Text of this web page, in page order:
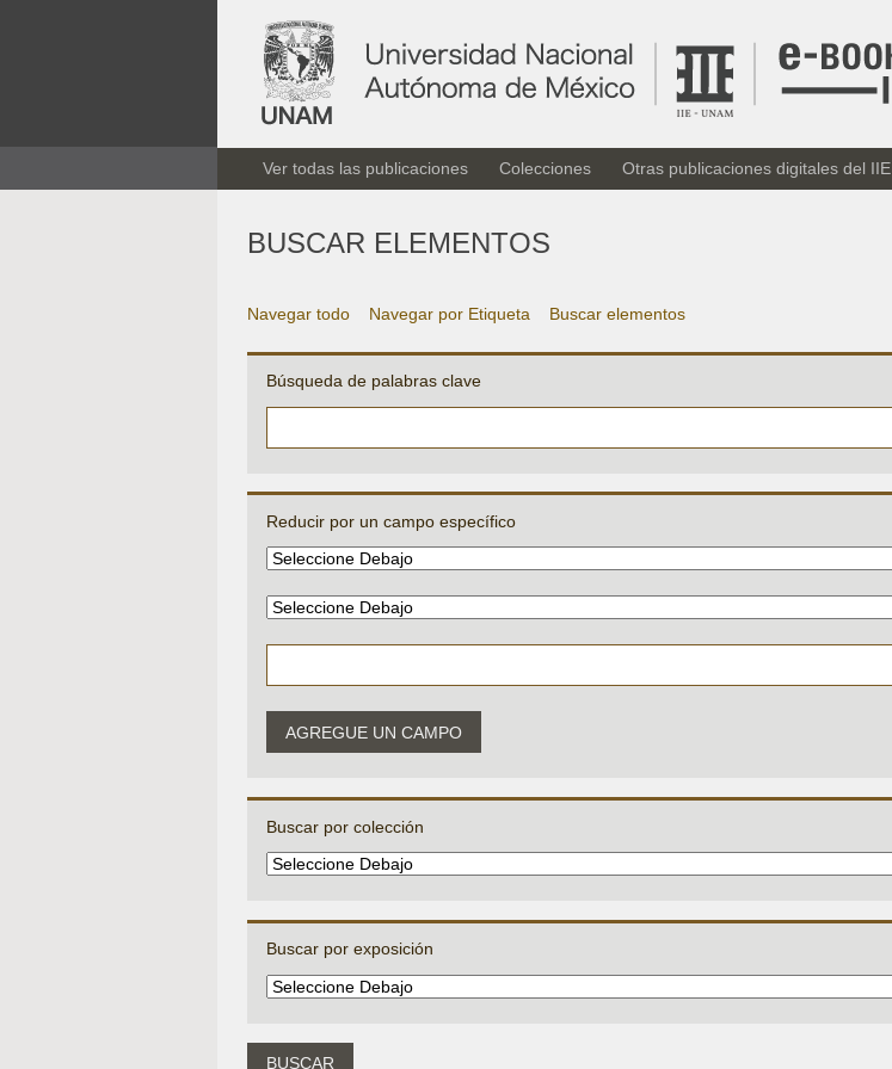
Ver todas las publicaciones Colecciones Otras publicaciones digitales del IIE
BUSCAR ELEMENTOS
Navegar todo Navegar por Etiqueta Buscar elementos
Búsqueda de palabras clave
Reducir por un campo específico
AGREGUE UN CAMPO
Buscar por colección
Buscar por exposición